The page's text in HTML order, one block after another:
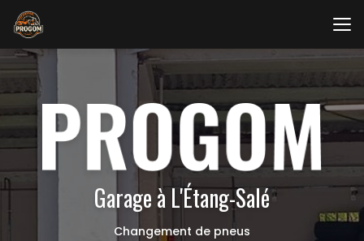
au
contenu
principal
Garage à L'Étang-Salé
Changement de pneus